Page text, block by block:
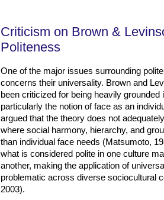
Criticism on Brown &
Politeness
One of the major issues surrounding
concerns their universality. Brown and
been criticized for being heavily
particularly the notion of face as an
argued that the theory does not
where social harmony, hierarchy, and
than individual face needs (Matsumoto,
what is considered polite in one culture
another, making the application of
problematic across diverse sociocultural
2003).